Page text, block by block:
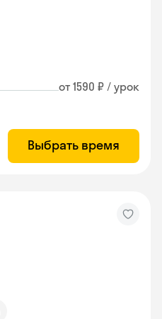
от 1590 ₽ / урок
Выбрать время